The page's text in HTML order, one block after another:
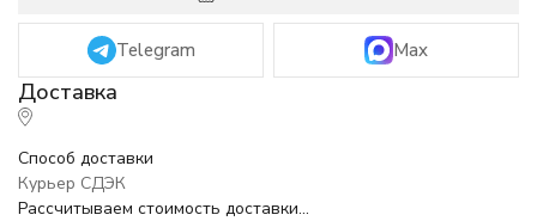
Telegram Max
Способ доставки
Курьер СДЭК
Рассчитываем стоимость доставки...